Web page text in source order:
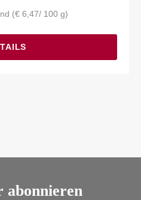
(€6,47/ 100 g)
abonnieren